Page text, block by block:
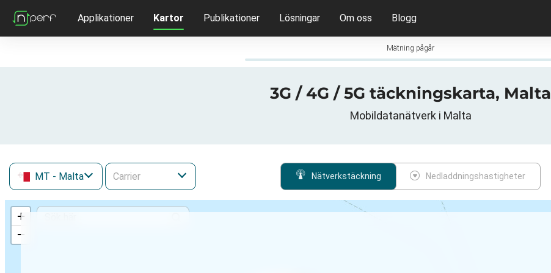
Applikationer Kartor Publikationer Lösningar Om oss Blogg
Mätning pågår
3G / 4G / 5G täckningskarta, Malta
Mobildatanätverk i Malta
MT - Malta Nätverkstäckning Nedladdningshastigheter
+
−